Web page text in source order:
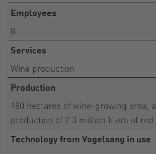
Employees
8
Services
Wine production
Production
180 hectares of wine-growing area,
production of 2.3 million liters of
Technology from Vogelsang in use